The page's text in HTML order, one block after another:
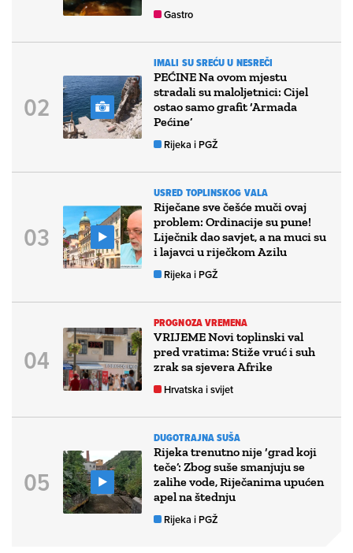
Gastro
IMALI SU SREĆU U NESREČI
PEĆINE Na ovom mjestu
stradali su maloljetnici: Cijel
ostao samo grafit ‘Armada
Pećine’
Rijeka i PGŽ
USRED TOPLINSKOG VALA
Riječane sve češće muči ovaj
problem: Ordinacije su pune!
Liječnik dao savjet, a na muci su
i lajavci u riječkom Azilu
Rijeka i PGŽ
PROGNOZA VREMENA
VRIJEME Novi toplinski val
pred vratima: Stiže vruć i suh
zrak sa sjevera Afrike
Hrvatska i svijet
DUGOTRAJNA SUŠA
Rijeka trenutno nije ‘grad koji
teče’: Zbog suše smanjuju se
zalihe vode, Riječanima upućen
apel na štednju
Rijeka i PGŽ